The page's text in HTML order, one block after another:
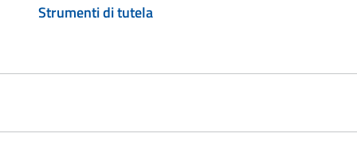
Strumenti di tutela